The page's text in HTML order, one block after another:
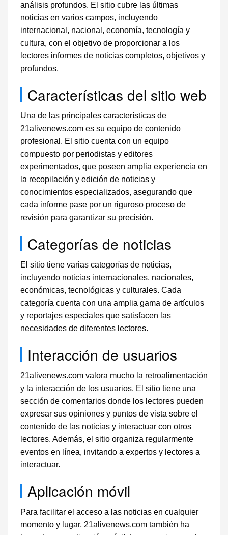
análisis profundos. El sitio cubre las últimas
noticias en varios campos, incluyendo
internacional, nacional, economía, tecnología y
cultura, con el objetivo de proporcionar a los
lectores informes de noticias completos, objetivos y
profundos.
Características del sitio web
Una de las principales características de
21alivenews.com es su equipo de contenido
profesional. El sitio cuenta con un equipo
compuesto por periodistas y editores
experimentados, que poseen amplia experiencia en
la recopilación y edición de noticias y
conocimientos especializados, asegurando que
cada informe pase por un riguroso proceso de
revisión para garantizar su precisión.
Categorías de noticias
El sitio tiene varias categorías de noticias,
incluyendo noticias internacionales, nacionales,
económicas, tecnológicas y culturales. Cada
categoría cuenta con una amplia gama de artículos
y reportajes especiales que satisfacen las
necesidades de diferentes lectores.
Interacción de usuarios
21alivenews.com valora mucho la retroalimentación
y la interacción de los usuarios. El sitio tiene una
sección de comentarios donde los lectores pueden
expresar sus opiniones y puntos de vista sobre el
contenido de las noticias y interactuar con otros
lectores. Además, el sitio organiza regularmente
eventos en línea, invitando a expertos y lectores a
interactuar.
Aplicación móvil
Para facilitar el acceso a las noticias en cualquier
momento y lugar, 21alivenews.com también ha